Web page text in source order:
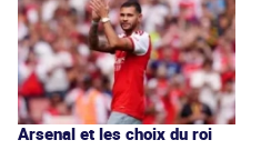
Arsenal et les choix du roi